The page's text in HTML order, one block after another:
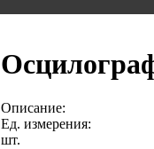
Описание:
Ед. измерения:
шт.